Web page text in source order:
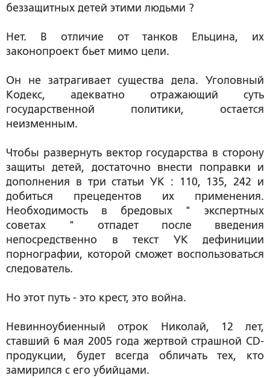
беззащитных детей этими людьми ?
Нет. В отличие от танков Ельцина, их
законопроект бьет мимо цели.
Он не затрагивает существа дела. Уголовный
Кодекс, адекватно отражающий суть
государственной политики, остается
неизменным.
Чтобы развернуть вектор государства в сторону
защиты детей, достаточно внести поправки и
дополнения в три статьи УК : 110, 135, 242 и
добиться прецедентов их применения.
Необходимость в бредовых " экспертных
советах " отпадет после введения
непосредственно в текст УК дефиниции
порнографии, которой сможет воспользоваться
следователь.
Но этот путь - это крест, это война.
Невинноубиенный отрок Николай, 12 лет,
ставший 6 мая 2005 года жертвой страшной CD-
продукции, будет всегда обличать тех, кто
замирился с его убийцами.